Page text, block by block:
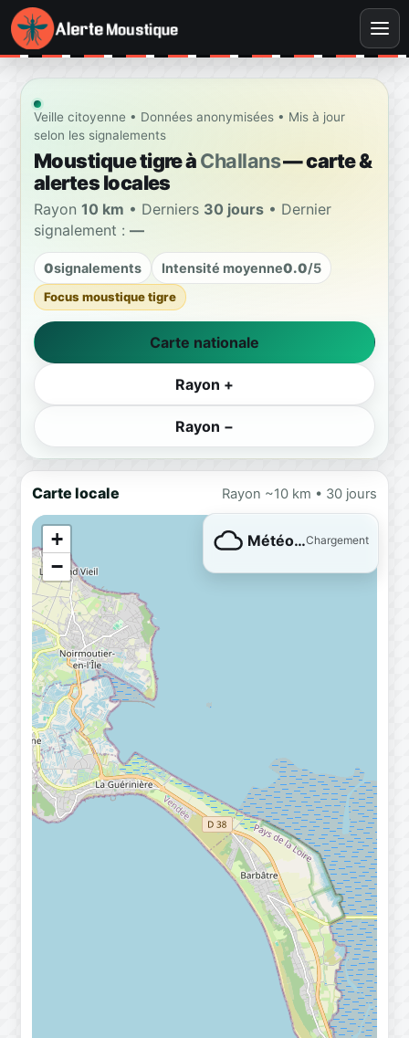
Veille citoyenne • Données anonymisées • Mis à jour
selon les signalements
Moustique tigre àChallans— carte &
alertes locales
Rayon 10 km • Derniers 30 jours • Dernier
signalement : —
0signalements Intensité moyenne0.0/5
Focus moustique tigre
Carte nationale
Rayon +
Rayon −
Carte locale Rayon ~10 km • 30 jours
+
−
Météo…Chargement